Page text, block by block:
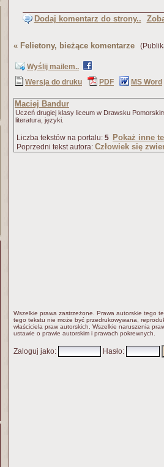
Dodaj komentarz do strony..
« Felietony, bieżące komentarze
Wyślij mailem..
Wersja do druku
PDF MS Word
Maciej Bandur
Uczeń drugiej klasy liceum w Drawsku
literatura, języki.
Liczba tekstów na portalu: 5 Pokaż inne
Poprzedni tekst autora: Człowiek się
Wszelkie prawa zastrzeżone. Prawa autorskie tego
tego tekstu nie może być przedrukowywana,
właściciela praw autorskich. Wszelkie naruszenia
ustawie o prawie autorskim i prawach pokrewnych.
Zaloguj jako: Hasło: